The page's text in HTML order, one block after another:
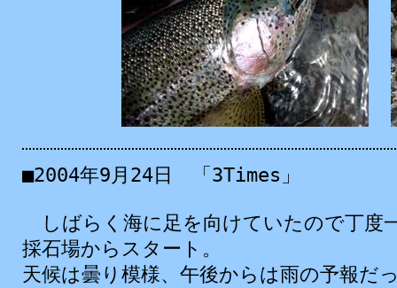
■2004年9月 24日 「3Times」
しばらく海に足を向けていたので丁度
採石場からスタート。
天候は曇り模様、午後からは雨の予報だ